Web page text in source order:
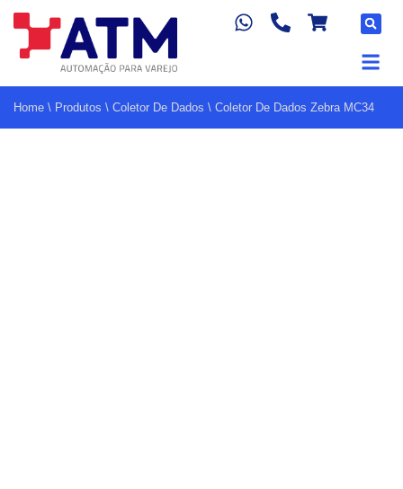
Home \ Produtos \ Coletor De Dados \ Coletor De Dados Zebra MC34